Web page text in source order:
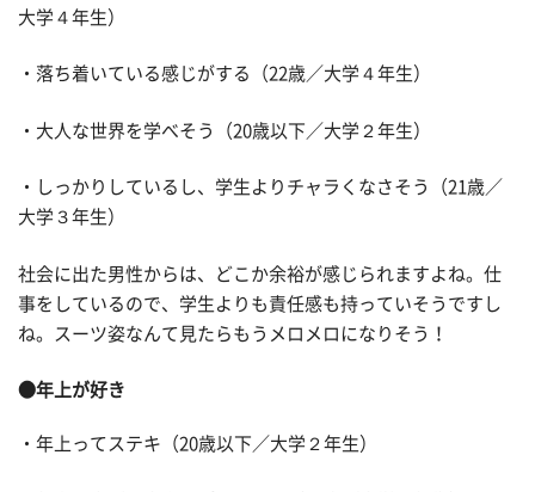
大学４年生）
・落ち着いている感じがする（22歳／大学４年生）
・大人な世界を学べそう（20歳以下／大学２年生）
・しっかりしているし、学生よりチャラくなさそう（21歳／
大学３年生）
社会に出た男性からは、どこか余裕が感じられますよね。仕
事をしているので、学生よりも責任感も持っていそうですし
ね。スーツ姿なんて見たらもうメロメロになりそう！
●年上が好き
・年上ってステキ（20歳以下／大学２年生）